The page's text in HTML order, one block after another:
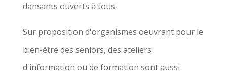
dansants ouverts à tous.
Sur proposition d'organismes oeuvrant pour le
bien-être des seniors, des ateliers
d'information ou de formation sont aussi